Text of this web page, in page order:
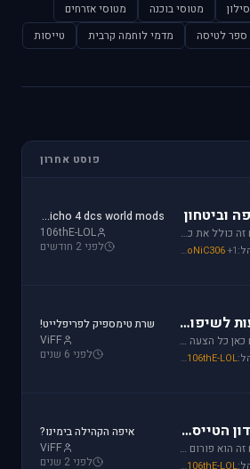
מטוסי בוכנה
מטוסי אזרחים
ספר לטיסה מדמי לוחמה קרבית
טייסות
פוסט אחרון
וביטחון
פורום זה כולל את כל נושאי התעופה האזרחית, הצבאית והבטחון בארץ ובעולם. ניתן לדון בכל נושא אקטואלי או היסטורי בתחומים אלו.
Mike_69th SoNiC306+1
jericho 4 dcs world mods
106thE-LOL
לפני 2 חודשים
הצעות לשיפור / הערות ומתן פידבק
פרסם כאן כל הצעה לשיפור שברצונך לראות מתגשמת או הערות לגבי דברים שברצונך לראות נעלמים או מציקים לך.
Mike_69th ,106thE-LOL
שרת טימספיק לפריפלייט!
ViFF
לפני 6 שנים
מועדון הטייסים
פורום זה הוא פורום (OT (Off Topic פרסם כאן כל הודעה שמתחשקת לך וראויה לדיון.
Mike_69th ,106thE-LOL
איפה הקהילה בימינו?
ViFF
לפני 2 שנים